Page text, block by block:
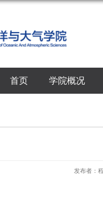
首页 学院概况
发布者：